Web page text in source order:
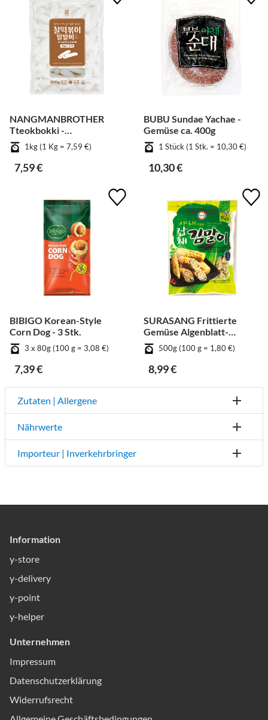
NANGMANBROTHER
Tteokbokki -
Weizenkuchen
1kg (1 Kg = 7,59 €)
7,59 €
BUBU Sundae Yachae -
Gemüse ca. 400g
1 Stück (1 Stk. = 10,30 €)
10,30 €
BIBIGO Korean-Style
Corn Dog - 3 Stk.
3 x 80g (100 g = 3,08 €)
7,39 €
SURASANG Frittierte
Gemüse Algenblatt-
Röllchen
500g (100 g = 1,80 €)
8,99 €
Zutaten | Allergene
Nährwerte
Importeur | Inverkehrbringer
Information
y-store
y-delivery
y-point
y-helper
Unternehmen
Impressum
Datenschutzerklärung
Widerrufsrecht